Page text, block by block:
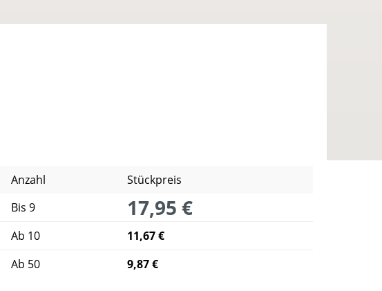
Anzahl
Stückpreis
Bis 9 17,95 €
Ab 10
11,67 €
Ab 50 9,87 €